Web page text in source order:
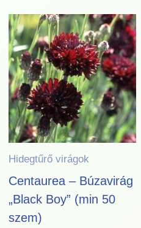
Hidegtűrő virágok
Centaurea – Búzavirág
„Black Boy” (min 50
szem)